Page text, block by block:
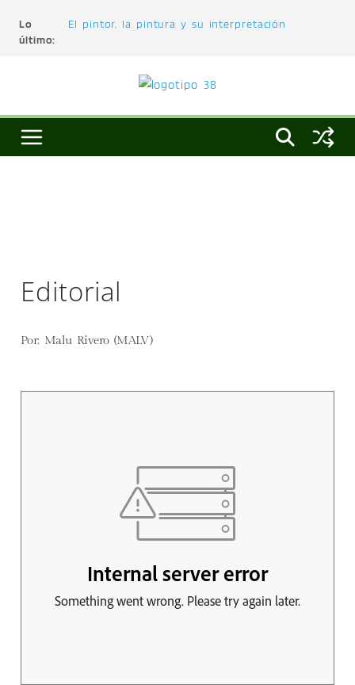
Lo
último:
El pintor, la pintura y su interpretación
Blanca Beatriz Caraballo o el ascenso de la
L’architecture de l’invisible
Editorial
Por: Malu Rivero (MALV)